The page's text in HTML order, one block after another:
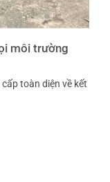
môi trường
toàn diện về kết